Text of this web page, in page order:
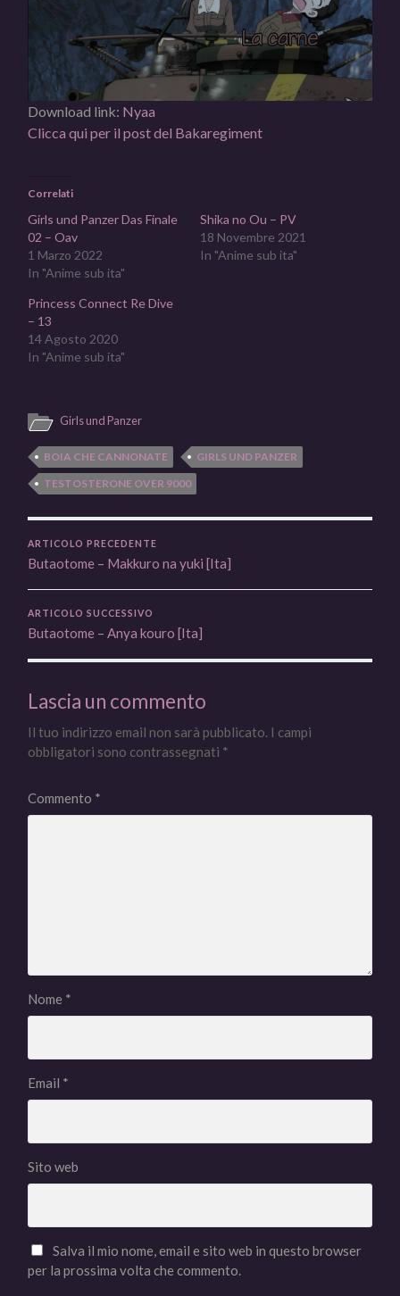
Download link: Nyaa
Clicca qui per il post del Bakaregiment
Correlati
Girls und Panzer Das Finale
02 – Oav
1 Marzo 2022
In "Anime sub ita"
Shika no Ou – PV
18 Novembre 2021
In "Anime sub ita"
Princess Connect Re Dive
– 13
14 Agosto 2020
In "Anime sub ita"
Girls und Panzer
BOIA CHE CANNONATE
GIRLS UND PANZER
TESTOSTERONE OVER 9000
ARTICOLO PRECEDENTE
Butaotome – Makkuro na yuki [Ita]
ARTICOLO SUCCESSIVO
Butaotome – Anya kouro [Ita]
Lascia un commento
Il tuo indirizzo email non sarà pubblicato. I campi
obbligatori sono contrassegnati *
Commento *
Nome *
Email *
Sito web
Salva il mio nome, email e sito web in questo browser
per la prossima volta che commento.